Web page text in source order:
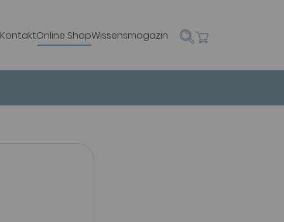
KontaktOnline ShopWissensmagazin